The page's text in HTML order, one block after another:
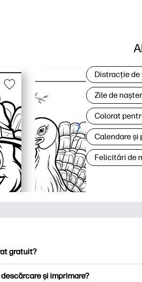
Distracție de
Zile de
Colorat
Calendare
Felicitări de
gratuit?
și imprimare?